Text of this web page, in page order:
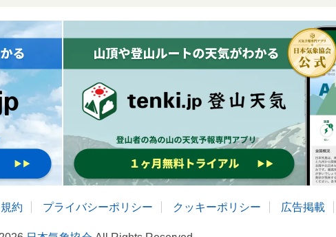
約 プライバシーポリシー クッキーポリシー 広告掲載